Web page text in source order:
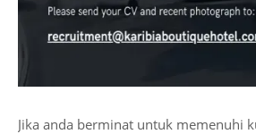
Jika anda berminat untuk memenuhi